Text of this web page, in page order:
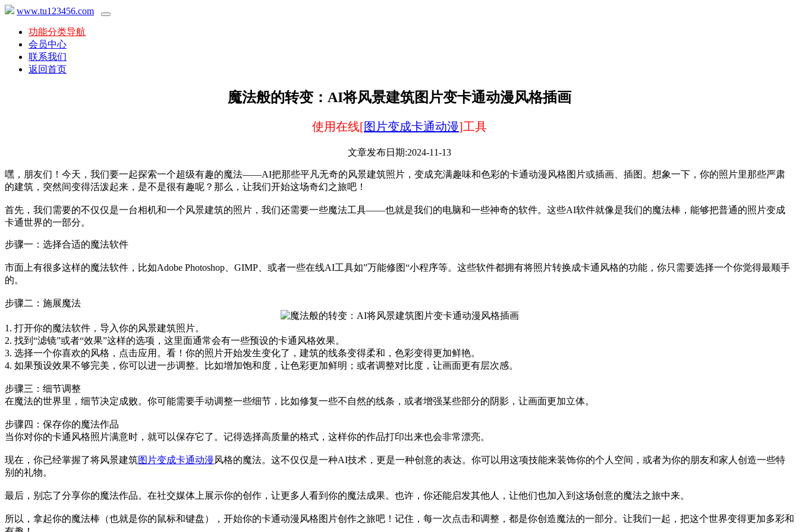
www.tu123456.com
功能分类导航
会员中心
联系我们
返回首页
魔法般的转变：AI将风景建筑图片变卡通动漫风格插画
使用在线[图片变成卡通动漫]工具
文章发布日期:2024-11-13
嘿，朋友们！今天，我们要一起探索一个超级有趣的魔法——AI把那些平凡无奇的风景建筑照片，变成充满趣味和色彩的卡通动漫风格图片或插画、插图。想象一下，你的照片里那些严肃
的建筑，突然间变得活泼起来，是不是很有趣呢？那么，让我们开始这场奇幻之旅吧！
首先，我们需要的不仅仅是一台相机和一个风景建筑的照片，我们还需要一些魔法工具——也就是我们的电脑和一些神奇的软件。这些AI软件就像是我们的魔法棒，能够把普通的照片变成
卡通世界的一部分。
步骤一：选择合适的魔法软件
市面上有很多这样的魔法软件，比如Adobe Photoshop、GIMP、或者一些在线AI工具如”万能修图“小程序等。这些软件都拥有将照片转换成卡通风格的功能，你只需要选择一个你觉得最顺手
的。
步骤二：施展魔法
1. 打开你的魔法软件，导入你的风景建筑照片。
2. 找到“滤镜”或者“效果”这样的选项，这里面通常会有一些预设的卡通风格效果。
3. 选择一个你喜欢的风格，点击应用。看！你的照片开始发生变化了，建筑的线条变得柔和，色彩变得更加鲜艳。
4. 如果预设效果不够完美，你可以进一步调整。比如增加饱和度，让色彩更加鲜明；或者调整对比度，让画面更有层次感。
步骤三：细节调整
在魔法的世界里，细节决定成败。你可能需要手动调整一些细节，比如修复一些不自然的线条，或者增强某些部分的阴影，让画面更加立体。
步骤四：保存你的魔法作品
当你对你的卡通风格照片满意时，就可以保存它了。记得选择高质量的格式，这样你的作品打印出来也会非常漂亮。
现在，你已经掌握了将风景建筑图片变成卡通动漫风格的魔法。这不仅仅是一种AI技术，更是一种创意的表达。你可以用这项技能来装饰你的个人空间，或者为你的朋友和家人创造一些特
别的礼物。
最后，别忘了分享你的魔法作品。在社交媒体上展示你的创作，让更多人看到你的魔法成果。也许，你还能启发其他人，让他们也加入到这场创意的魔法之旅中来。
所以，拿起你的魔法棒（也就是你的鼠标和键盘），开始你的卡通动漫风格图片创作之旅吧！记住，每一次点击和调整，都是你创造魔法的一部分。让我们一起，把这个世界变得更加多彩和